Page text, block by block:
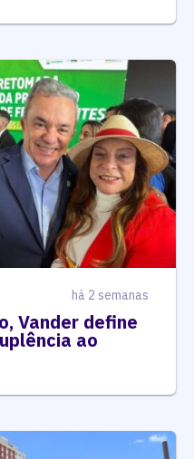
há 2 semanas
Vander define
ao